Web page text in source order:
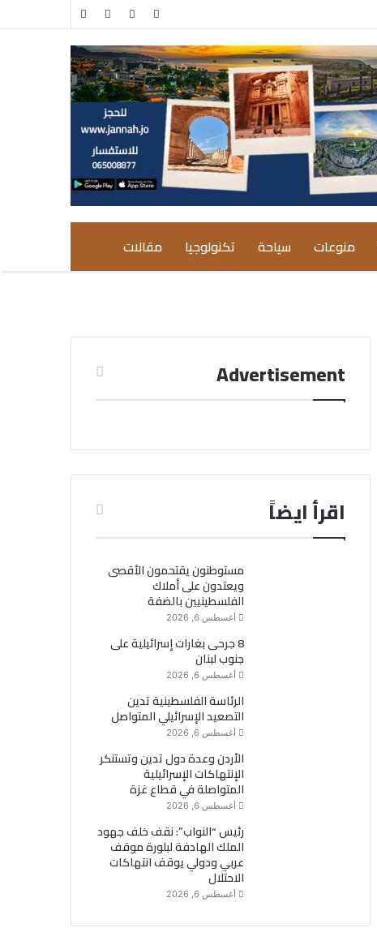
جانبي
مقال
منوعات سياحة تكنولوجيا مقالات
Advertisement
اقرأ ايضاً
مستوطنون يقتحمون الأقصى
ويعتدون على أملاك
الفلسطينيين بالضفة
أغسطس 6, 2026
8 جرحى بغارات إسرائيلية على
جنوب لبنان
أغسطس 6, 2026
الرئاسة الفلسطينية تدين
التصعيد الإسرائيلي المتواصل
أغسطس 6, 2026
الأردن وعدة دول تدين وتستنكر
الإنتهاكات الإسرائيلية
المتواصلة في قطاع غزة
أغسطس 6, 2026
رئيس “النواب”: نقف خلف جهود
الملك الهادفة لبلورة موقف
عربي ودولي يوقف انتهاكات
الاحتلال
أغسطس 6, 2026